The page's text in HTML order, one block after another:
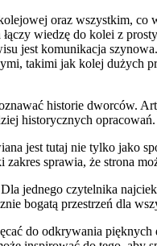
oraz wszystkim,
wiedzę do kolei z
jest komunikacja
takimi jak kolej
historie dworców.
historycznych opracowań.
jest tutaj nie tylko jako
sprawia, że strona
jednego czytelnika
bogatą przestrzeń dla
do odkrywania